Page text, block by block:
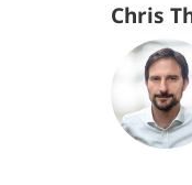
Chris